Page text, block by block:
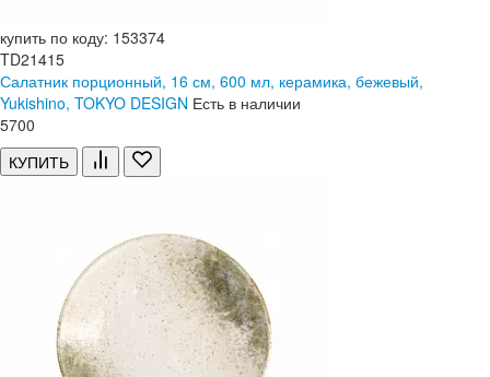
купить по коду: 153374
TD21415
Салатник порционный, 16 см, 600 мл, керамика, бежевый,
Yukishino, TOKYO DESIGN Есть в наличии
5700
КУПИТЬ